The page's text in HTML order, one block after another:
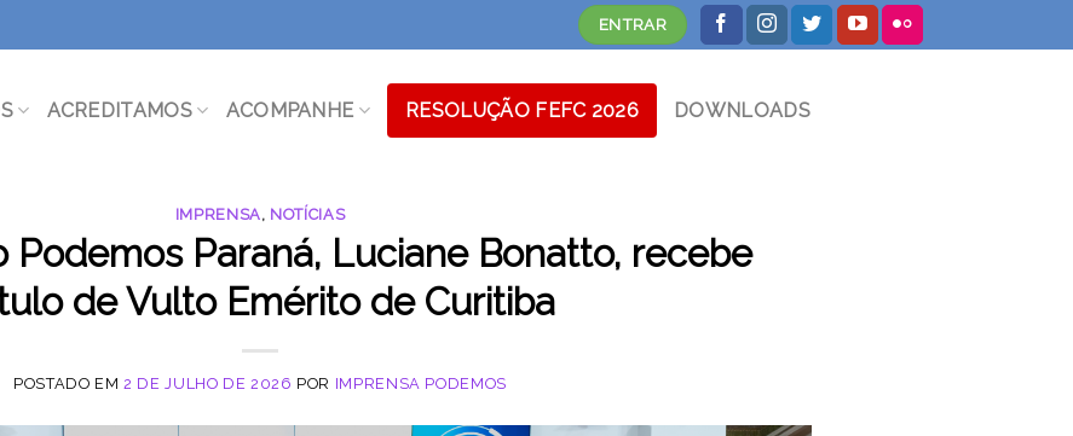
ENTRAR
ACREDITAMOS ACOMPANHE RESOLUÇÃO FEFC 2026 DOWNLOADS
IMPRENSA, NOTÍCIAS
Podemos Paraná, Luciane Bonatto, recebe
de Vulto Emérito de Curitiba
POSTADO EM 2 DE JULHO DE 2026 POR IMPRENSA PODEMOS